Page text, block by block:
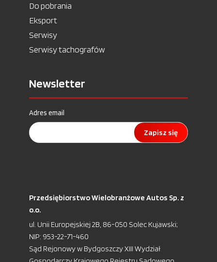
Do pobrania
Eksport
Serwisy
Serwisy tachografów
Newsletter
Adres email
Zapisz się
Przedsiębiorstwo Wielobranżowe Autos Sp. z
o.o.
ul. Unii Europejskiej 2B, 86-050 Solec Kujawski;
NIP: 953-22-71-460
Sąd Rejonowy w Bydgoszczy XIII Wydział